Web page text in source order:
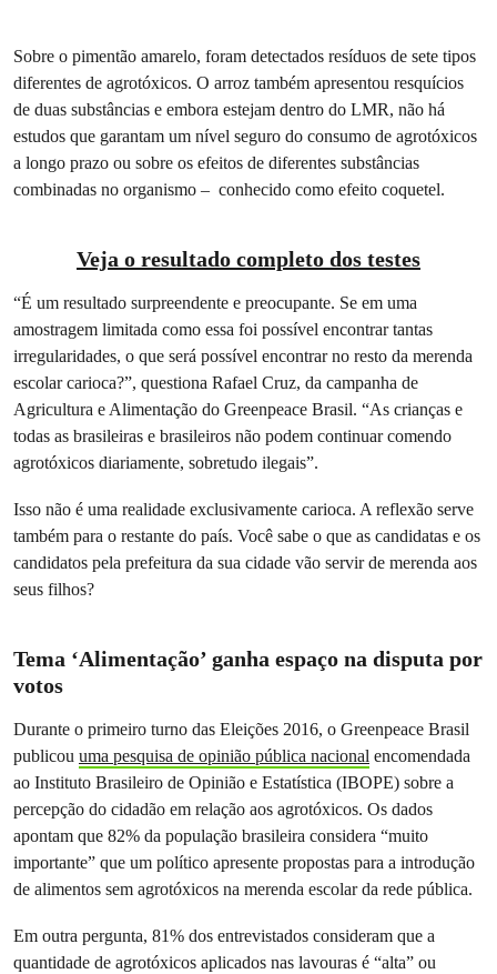
Sobre o pimentão amarelo, foram detectados resíduos de sete tipos
diferentes de agrotóxicos. O arroz também apresentou resquícios
de duas substâncias e embora estejam dentro do LMR, não há
estudos que garantam um nível seguro do consumo de agrotóxicos
a longo prazo ou sobre os efeitos de diferentes substâncias
combinadas no organismo – conhecido como efeito coquetel.
Veja o resultado completo dos testes
“É um resultado surpreendente e preocupante. Se em uma
amostragem limitada como essa foi possível encontrar tantas
irregularidades, o que será possível encontrar no resto da merenda
escolar carioca?”, questiona Rafael Cruz, da campanha de
Agricultura e Alimentação do Greenpeace Brasil. “As crianças e
todas as brasileiras e brasileiros não podem continuar comendo
agrotóxicos diariamente, sobretudo ilegais”.
Isso não é uma realidade exclusivamente carioca. A reflexão serve
também para o restante do país. Você sabe o que as candidatas e os
candidatos pela prefeitura da sua cidade vão servir de merenda aos
seus filhos?
Tema ‘Alimentação’ ganha espaço na disputa por
votos
Durante o primeiro turno das Eleições 2016, o Greenpeace Brasil
publicou uma pesquisa de opinião pública nacional encomendada
ao Instituto Brasileiro de Opinião e Estatística (IBOPE) sobre a
percepção do cidadão em relação aos agrotóxicos. Os dados
apontam que 82% da população brasileira considera “muito
importante” que um político apresente propostas para a introdução
de alimentos sem agrotóxicos na merenda escolar da rede pública.
Em outra pergunta, 81% dos entrevistados consideram que a
quantidade de agrotóxicos aplicados nas lavouras é “alta” ou